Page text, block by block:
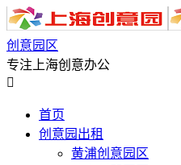
创意园区
专注上海创意办公

首页
创意园出租
黄浦创意园区